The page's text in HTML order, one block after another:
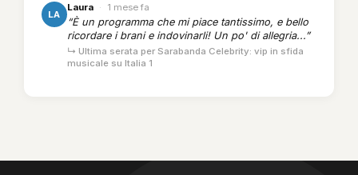
LA
Laura · 1 mese fa
“È un programma che mi piace tantissimo, e bello
ricordare i brani e indovinarli! Un po' di allegria...”
↳ Ultima serata per Sarabanda Celebrity: vip in sfida
musicale su Italia 1